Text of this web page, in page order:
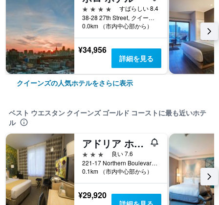
4つ星
すばらしい 8.4
38-28 27th Street, クイーンズ, NY, アメリカ合衆国
0.0km （市内中心部から）
¥34,956
詳細を見る
クイーンズの人気ホテルをさらに表示
ベスト ウエスタン クイーンズ ゴールド コーストに最も近いホテ
ル
アドリア ホテル アンド カンファレンスセンター
3つ星
良い 7.6
221-17 Northern Boulevard, クイーンズ, NY, アメリカ合衆国
0.1km （市内中心部から）
¥29,920